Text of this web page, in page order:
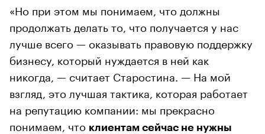
«Но при этом мы понимаем, что должны
продолжать делать то, что получается у нас
лучше всего — оказывать правовую поддержку
бизнесу, который нуждается в ней как
никогда, — считает Старостина. — На мой
взгляд, это лучшая тактика, которая работает
на репутацию компании: мы прекрасно
понимаем, что клиентам сейчас не нужны